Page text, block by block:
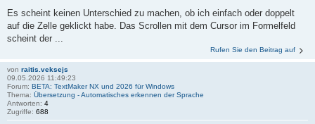
Es scheint keinen Unterschied zu machen, ob ich einfach oder doppelt
auf die Zelle geklickt habe. Das Scrollen mit dem Cursor im Formelfeld
scheint der ...
Rufen Sie den Beitrag auf
von raitis.veksejs
09.05.2026 11:49:23
Forum: BETA: TextMaker NX und 2026 für Windows
Thema: Übersetzung - Automatisches erkennen der Sprache
Antworten: 4
Zugriffe: 688